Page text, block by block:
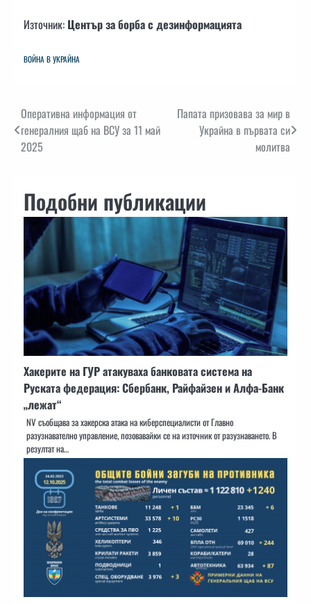
Източник: Център за борба с дезинформацията
ВОЙНА В УКРАЙНА
Навигация
Оперативна информация от
генералния щаб на ВСУ за 11 май
2025
Папата призовава за мир в
Украйна в първата си
молитва
Подобни публикации
Хакерите на ГУР атакуваха банковата система на
Руската федерация: Сбербанк, Райфайзен и Алфа-Банк
„лежат“
NV съобщава за хакерска атака на киберспециалисти от Главно
разузнавателно управление, позовавайки се на източник от разузнаването. В
резултат на…